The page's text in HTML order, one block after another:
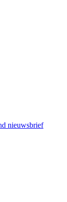
nieuwsbrief